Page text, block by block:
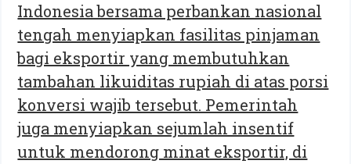
Indonesia bersama perbankan nasional
tengah menyiapkan fasilitas pinjaman
bagi eksportir yang membutuhkan
tambahan likuiditas rupiah di atas porsi
konversi wajib tersebut. Pemerintah
juga menyiapkan sejumlah insentif
untuk mendorong minat eksportir, di